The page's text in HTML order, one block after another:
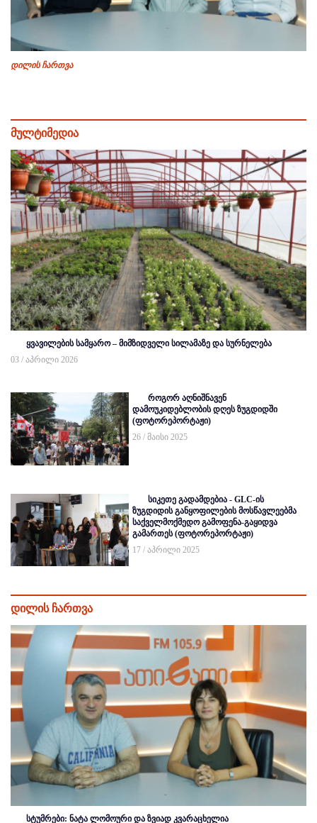
დილის ჩართვა
მულტიმედია
ყვავილების სამყარო – მიმზიდველი სილამაზე და სურნელება
03 / აპრილი 2026
როგორ აღნიშნავენ
დამოუკიდებლობის დღეს ზუგდიდში
(ფოტორეპორტაჟი)
26 / მაისი 2025
სიკეთე გადამდებია - GLC-ის
ზუგდიდის განყოფილების მოსწავლეებმა
საქველმოქმედო გამოფენა-გაყიდვა
გამართეს (ფოტორეპორტაჟი)
17 / აპრილი 2025
დილის ჩართვა
სტუმრები: ნატა ლომოური და ზვიად კვარაცხელია